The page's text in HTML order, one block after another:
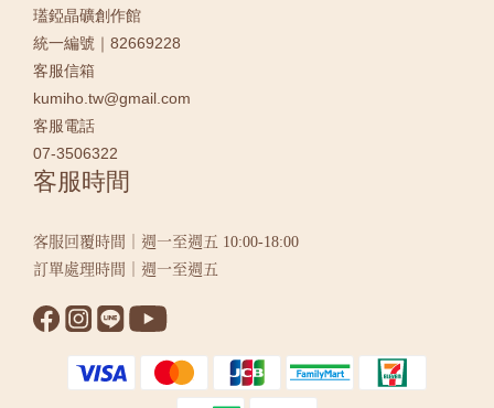
瓂錏晶礦創作館
統一編號｜82669228
客服信箱
kumiho.tw@gmail.com
客服電話
07-3506322
客服時間
客服回覆時間｜週一至週五 10:00-18:00
訂單處理時間｜週一至週五